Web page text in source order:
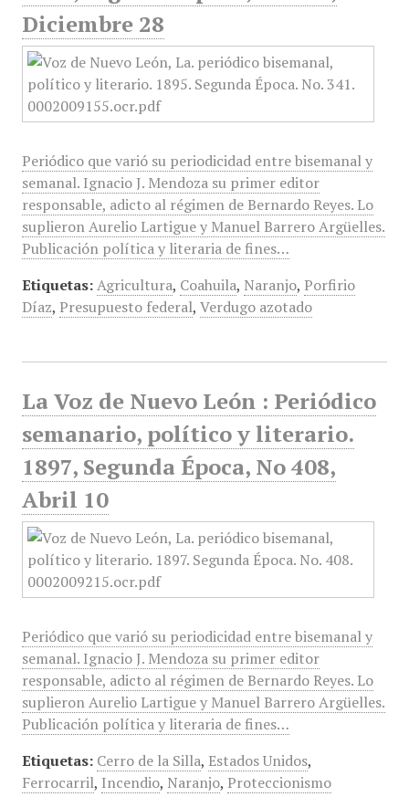
Diciembre 28
Periódico que varió su periodicidad entre bisemanal y
semanal. Ignacio J. Mendoza su primer editor
responsable, adicto al régimen de Bernardo Reyes. Lo
suplieron Aurelio Lartigue y Manuel Barrero Argüelles.
Publicación política y literaria de fines…
Etiquetas: Agricultura, Coahuila, Naranjo, Porfirio
Díaz, Presupuesto federal, Verdugo azotado
La Voz de Nuevo León : Periódico
semanario, político y literario.
1897, Segunda Época, No 408,
Abril 10
Periódico que varió su periodicidad entre bisemanal y
semanal. Ignacio J. Mendoza su primer editor
responsable, adicto al régimen de Bernardo Reyes. Lo
suplieron Aurelio Lartigue y Manuel Barrero Argüelles.
Publicación política y literaria de fines…
Etiquetas: Cerro de la Silla, Estados Unidos,
Ferrocarril, Incendio, Naranjo, Proteccionismo